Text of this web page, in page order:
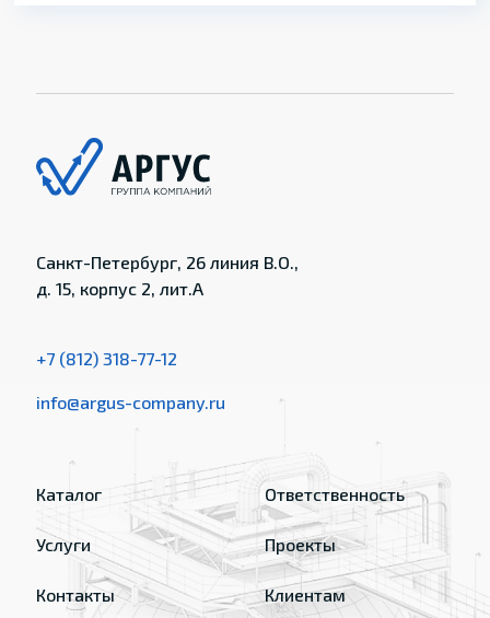
Санкт-Петербург, 26 линия В.О.,
д. 15, корпус 2, лит.А
+7 (812) 318-77-12
info@argus-company.ru
Каталог
Услуги
Контакты
Ответственность
Проекты
Клиентам